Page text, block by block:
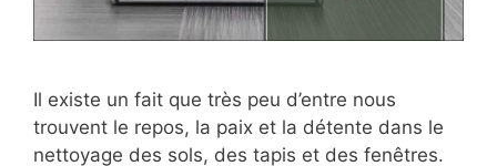
Il existe un fait que très peu d’entre nous
trouvent le repos, la paix et la détente dans le
nettoyage des sols, des tapis et des fenêtres.